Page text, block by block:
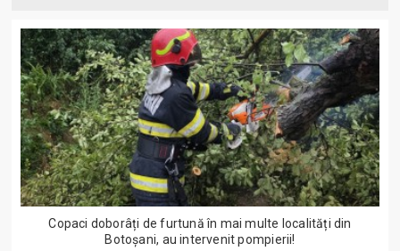
Copaci doborâți de furtună în mai multe localități din
Botoșani, au intervenit pompierii!